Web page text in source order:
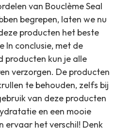
van Bouclème Seal
begrepen, laten we nu
producten het beste
In conclusie, met de
producten kun je alle
verzorgen. De producten
te behouden, zelfs bij
van deze producten
en een mooie
ervaar het verschil! Denk